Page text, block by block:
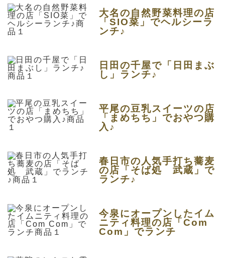
大名の自然野菜料理の店
「SIO菜」でヘルシーラ
ンチ♪
日田の千屋で「日田まぶ
し」ランチ♪
平尾の豆乳スイーツの店
「まめちち」でおやつ購
入♪
春日市の人気手打ち蕎麦
の店「そば処 武蔵」で
ランチ♪
今泉にオープンしたイム
ニティ料理の店「Com
Com」でランチ